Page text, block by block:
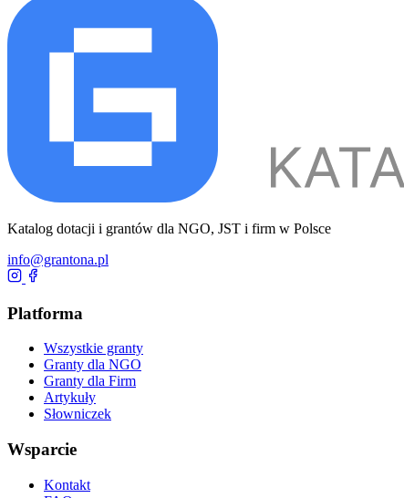
Katalog dotacji i grantów dla NGO, JST i firm w Polsce
info@grantona.pl
Platforma
Wszystkie granty
Granty dla NGO
Granty dla Firm
Artykuły
Słowniczek
Wsparcie
Kontakt